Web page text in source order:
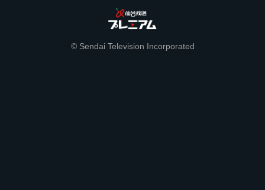
© Sendai Television Incorporated